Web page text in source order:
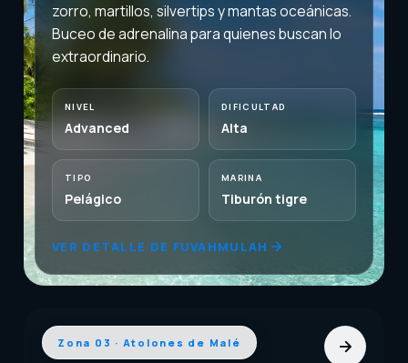
zorro, martillos, silvertips y mantas oceánicas.
Buceo de adrenalina para quienes buscan lo
extraordinario.
NIVEL
Advanced
DIFICULTAD
Alta
TIPO
Pelágico
MARINA
Tiburón tigre
VER DETALLE DE FUVAHMULAH
Zona 03 · Atolones de Malé